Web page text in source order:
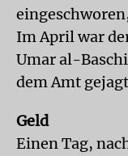
Im April war
Umar al-
dem Amt
Geld
Einen Tag,